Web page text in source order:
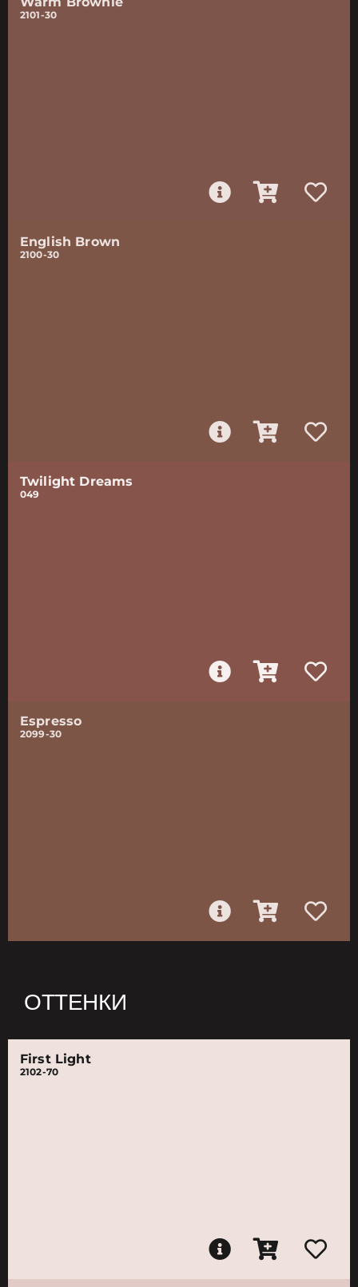
2101-30
English Brown
2100-30
Twilight Dreams
049
Espresso
2099-30
ОТТЕНКИ
First Light
2102-70